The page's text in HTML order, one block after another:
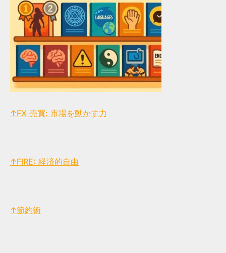
↑FX 売買: 市場を動かす力
↑FIRE: 経済的自由
↑節約術